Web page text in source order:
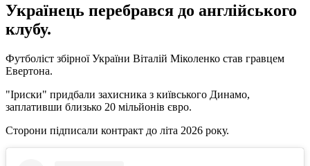
Українець перебрався до англійського
клубу.
Футболіст збірної України Віталій Міколенко став гравцем
Евертона.
"Іриски" придбали захисника з київського Динамо,
заплативши близько 20 мільйонів євро.
Сторони підписали контракт до літа 2026 року.